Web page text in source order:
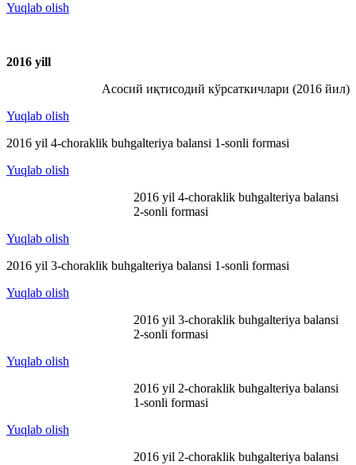
Yuqlab olish
2016 yill
Асосий иқтисодий кўрсаткичлари (2016 йил)
Yuqlab olish
2016 yil 4-choraklik buhgalteriya balansi 1-sonli formasi
Yuqlab olish
2016 yil 4-choraklik buhgalteriya balansi
2-sonli formasi
Yuqlab olish
2016 yil 3-choraklik buhgalteriya balansi 1-sonli formasi
Yuqlab olish
2016 yil 3-choraklik buhgalteriya balansi
2-sonli formasi
Yuqlab olish
2016 yil 2-choraklik buhgalteriya balansi
1-sonli formasi
Yuqlab olish
2016 yil 2-choraklik buhgalteriya balansi